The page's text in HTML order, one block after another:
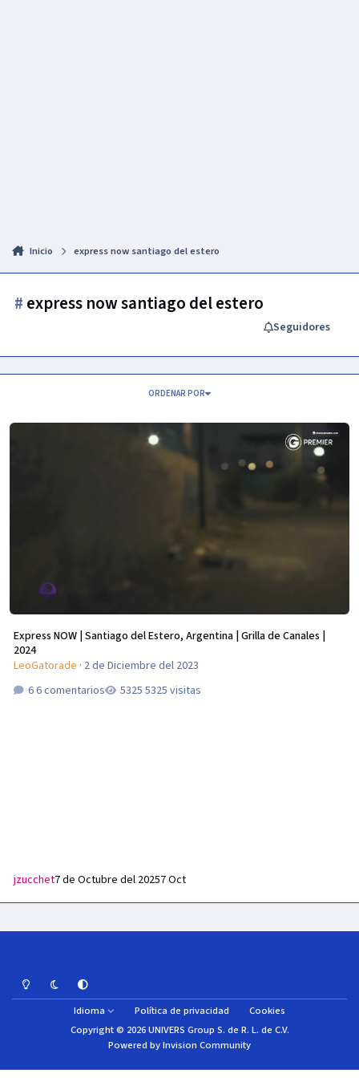
Inicio express now santiago del estero
# express now santiago del estero
Seguidores
ORDENAR POR
Express NOW | Santiago del Estero, Argentina | Grilla de Canales | 2024
Express NOW | Santiago del Estero, Argentina | Grilla de Canales |
2024
LeoGatorade · 2 de Diciembre del 2023
6 comentarios
5325 visitas
jzucchet7 de Octubre del 20257 Oct
Light ModeDark ModeSystem Preference
Idioma Política de privacidad
Cookies
Copyright © 2026 UNIVERS Group S. de R. L. de C.V.
Powered byInvision Community